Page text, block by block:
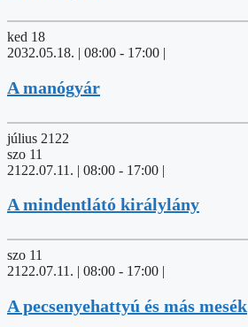
ked 18
2032.05.18. | 08:00 - 17:00 |
A manógyár
július 2122
szo 11
2122.07.11. | 08:00 - 17:00 |
A mindentlátó királylány
szo 11
2122.07.11. | 08:00 - 17:00 |
A pecsenyehattyú és más mesék